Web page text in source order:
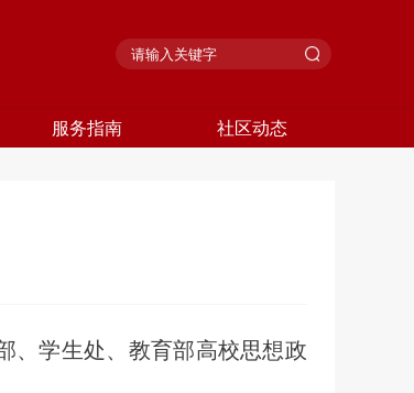
服务指南 社区动态
、学生处、教育部高校思想政